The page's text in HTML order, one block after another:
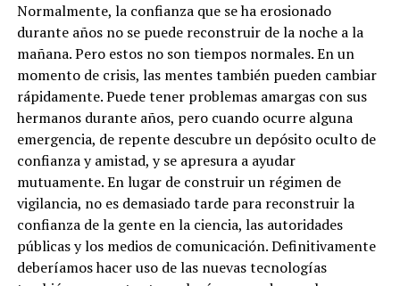
Normalmente, la confianza que se ha erosionado
durante años no se puede reconstruir de la noche a la
mañana. Pero estos no son tiempos normales. En un
momento de crisis, las mentes también pueden cambiar
rápidamente. Puede tener problemas amargas con sus
hermanos durante años, pero cuando ocurre alguna
emergencia, de repente descubre un depósito oculto de
confianza y amistad, y se apresura a ayudar
mutuamente. En lugar de construir un régimen de
vigilancia, no es demasiado tarde para reconstruir la
confianza de la gente en la ciencia, las autoridades
públicas y los medios de comunicación. Definitivamente
deberíamos hacer uso de las nuevas tecnologías